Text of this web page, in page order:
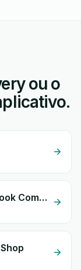
ou o
Power Delivery + Facebook Commerce